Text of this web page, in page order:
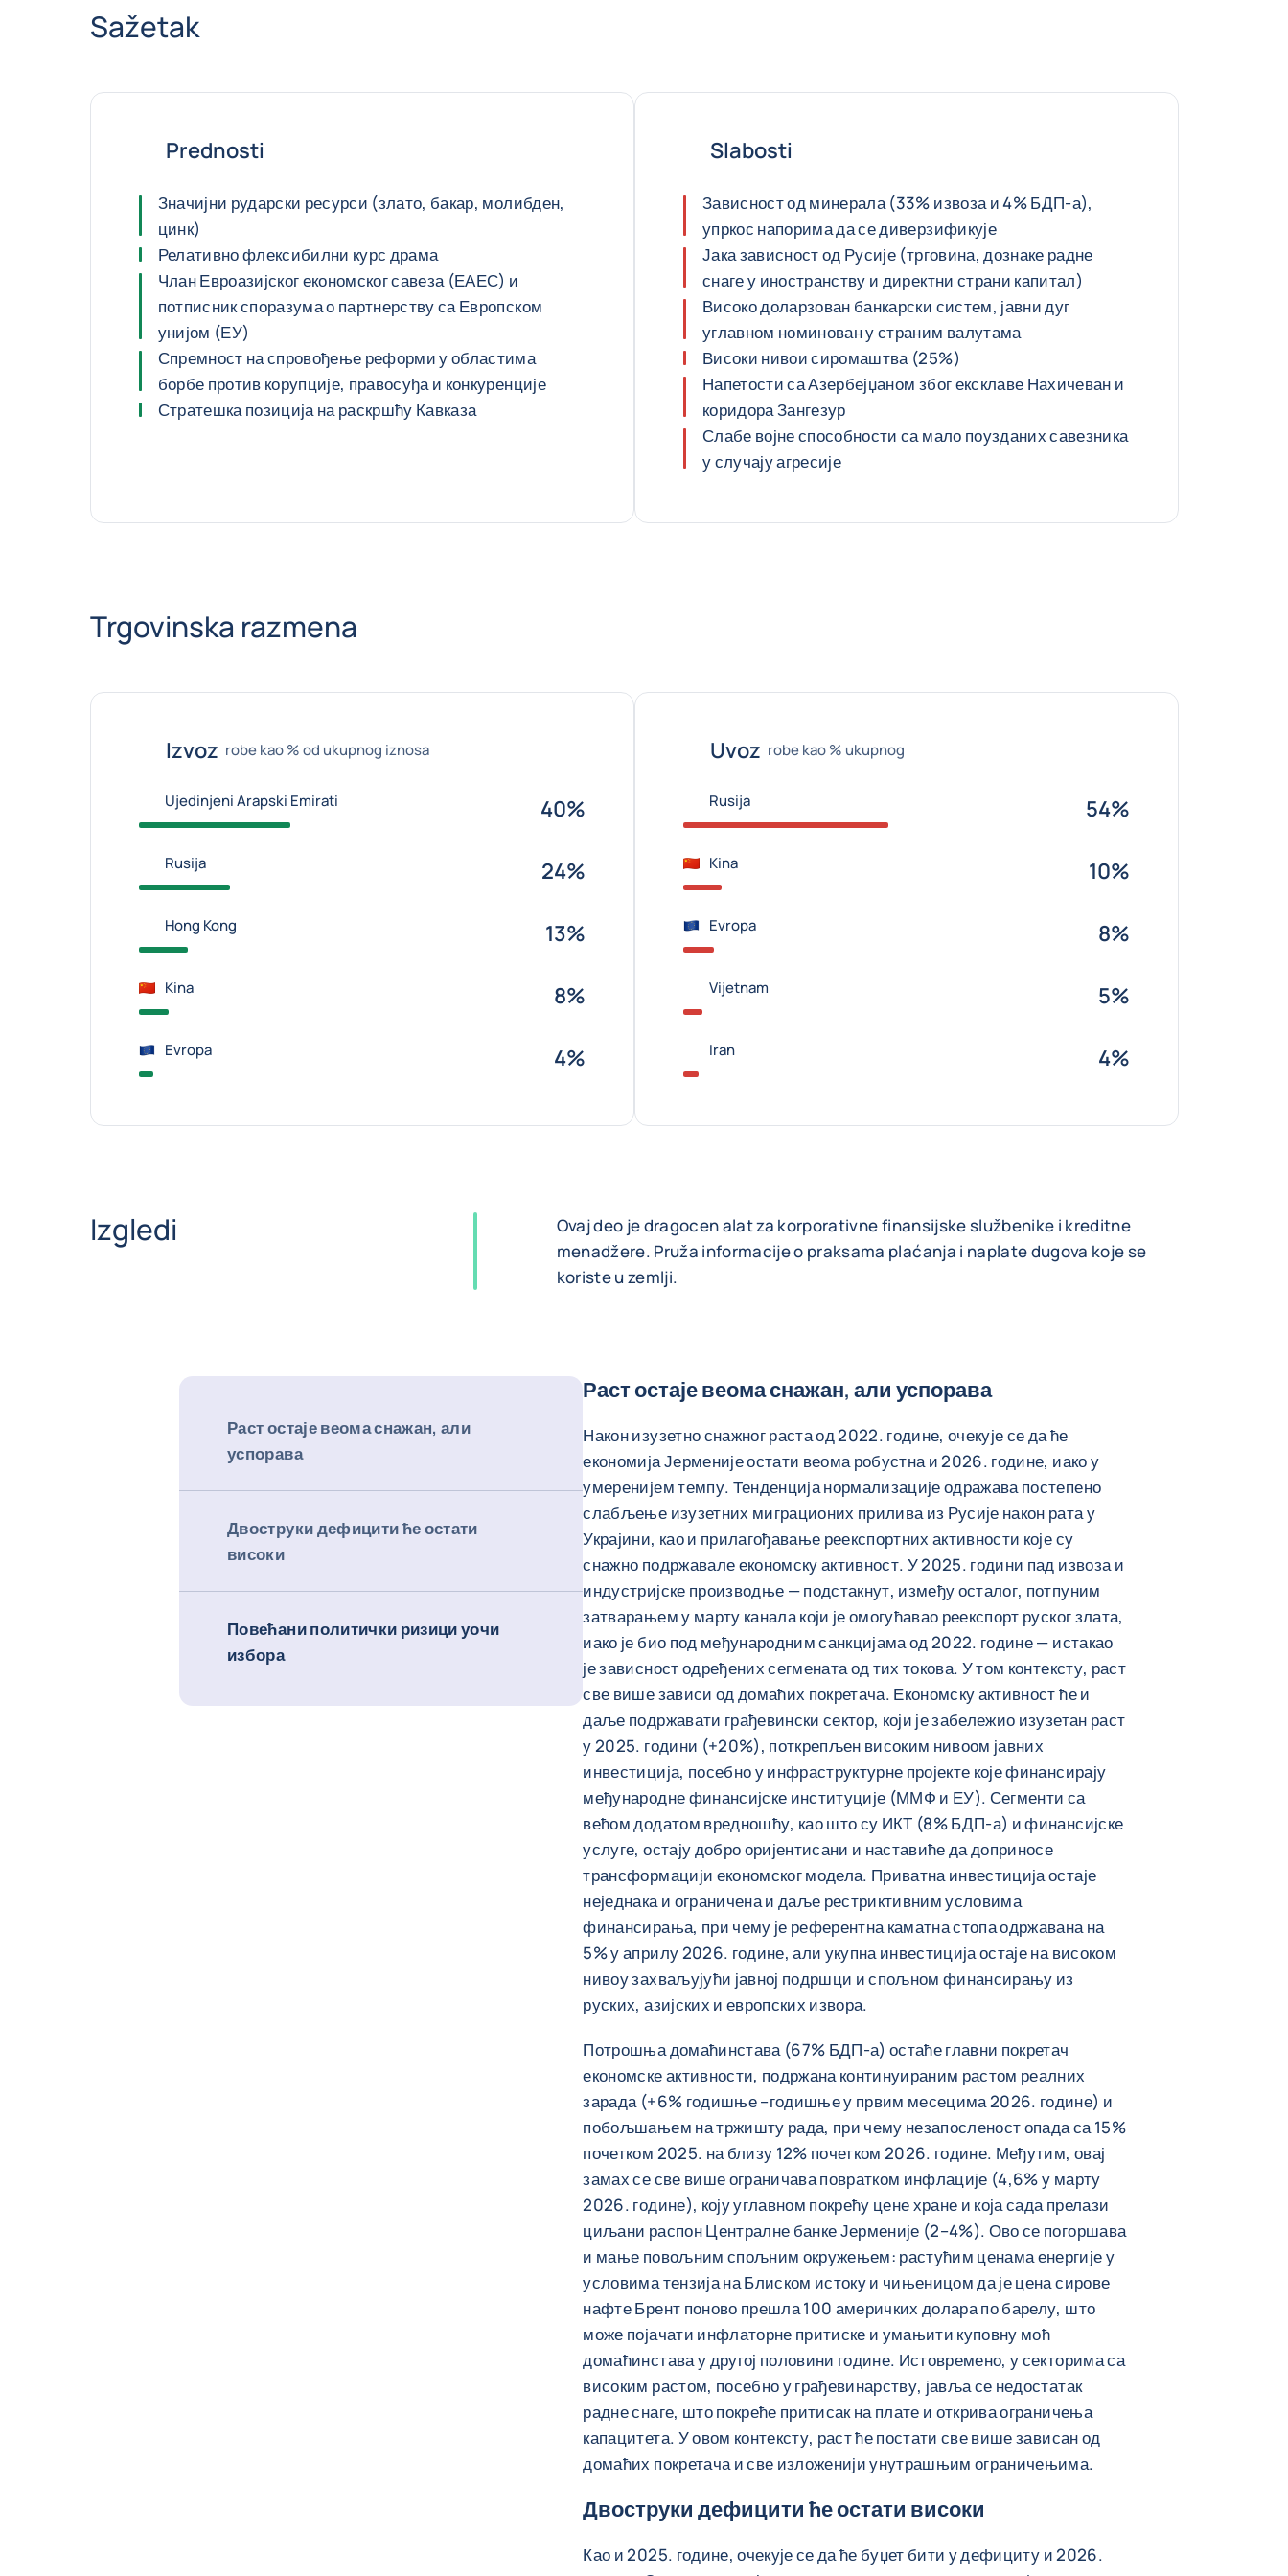
Sažetak
Prednosti
Значијни рударски ресурси (злато, бакар, молибден,
цинк)
Релативно флексибилни курс драма
Члан Евроазијског економског савеза (ЕАЕС) и
потписник споразума о партнерству са Европском
унијом (ЕУ)
Спремност на спровођење реформи у областима
борбе против корупције, правосуђа и конкуренције
Стратешка позиција на раскршћу Кавказа
Slabosti
Зависност од минерала (33% извоза и 4% БДП-а),
упркос напорима да се диверзификује
Јака зависност од Русије (трговина, дознаке радне
снаге у иностранству и директни страни капитал)
Високо доларзован банкарски систем, јавни дуг
углавном номинован у страним валутама
Високи нивои сиромаштва (25%)
Напетости са Азербејџаном због ексклаве Нахичеван и
коридора Зангезур
Слабе војне способности са мало поузданих савезника
у случају агресије
Trgovinska razmena
Izvoz robe kao % od ukupnog iznosa
Ujedinjeni Arapski Emirati 40%
Rusija 24%
Hong Kong 13%
Kina 8%
Evropa 4%
Uvoz robe kao % ukupnog
Rusija 54%
Kina 10%
Evropa 8%
Vijetnam 5%
Iran 4%
Izgledi
Ovaj deo je dragocen alat za korporativne finansijske službenike i kreditne
menadžere. Pruža informacije o praksama plaćanja i naplate dugova koje se
koriste u zemlji.
Раст остаје веома снажан, али
успорава
Двоструки дефицити ће остати
високи
Повећани политички ризици уочи
избора
Раст остаје веома снажан, али успорава
Након изузетно снажног раста од 2022. године, очекује се да ће
економија Јерменије остати веома робустна и 2026. године, иако у
умеренијем темпу. Тенденција нормализације одражава постепено
слабљење изузетних миграционих прилива из Русије након рата у
Украјини, као и прилагођавање реекспортних активности које су
снажно подржавале економску активност. У 2025. години пад извоза и
индустријске производње — подстакнут, између осталог, потпуним
затварањем у марту канала који је омогућавао реекспорт руског злата,
иако је био под међународним санкцијама од 2022. године — истакао
је зависност одређених сегмената од тих токова. У том контексту, раст
све више зависи од домаћих покретача. Економску активност ће и
даље подржавати грађевински сектор, који је забележио изузетан раст
у 2025. години (+20%), поткрепљен високим нивоом јавних
инвестиција, посебно у инфраструктурне пројекте које финансирају
међународне финансијске институције (ММФ и ЕУ). Сегменти са
већом додатом вредношћу, као што су ИКТ (8% БДП-а) и финансијске
услуге, остају добро оријентисани и наставиће да доприносе
трансформацији економског модела. Приватна инвестиција остаје
неједнака и ограничена и даље рестриктивним условима
финансирања, при чему је референтна каматна стопа одржавана на
5% у априлу 2026. године, али укупна инвестиција остаје на високом
нивоу захваљујући јавној подршци и спољном финансирању из
руских, азијских и европских извора.
Потрошња домаћинстава (67% БДП-а) остаће главни покретач
економске активности, подржана континуираним растом реалних
зарада (+6% годишње –годишње у првим месецима 2026. године) и
побољшањем на тржишту рада, при чему незапосленост опада са 15%
почетком 2025. на близу 12% почетком 2026. године. Међутим, овај
замах се све више ограничава повратком инфлације (4,6% у марту
2026. године), коју углавном покрећу цене хране и која сада прелази
циљани распон Централне банке Јерменије (2–4%). Ово се погоршава
и мање повољним спољним окружењем: растућим ценама енергије у
условима тензија на Блиском истоку и чињеницом да је цена сирове
нафте Брент поново прешла 100 америчких долара по барелу, што
може појачати инфлаторне притиске и умањити куповну моћ
домаћинстава у другој половини године. Истовремено, у секторима са
високим растом, посебно у грађевинарству, јавља се недостатак
радне снаге, што покреће притисак на плате и открива ограничења
капацитета. У овом контексту, раст ће постати све више зависан од
домаћих покретача и све изложенији унутрашњим ограничењима.
Двоструки дефицити ће остати високи
Као и 2025. године, очекује се да ће буџет бити у дефициту и 2026.